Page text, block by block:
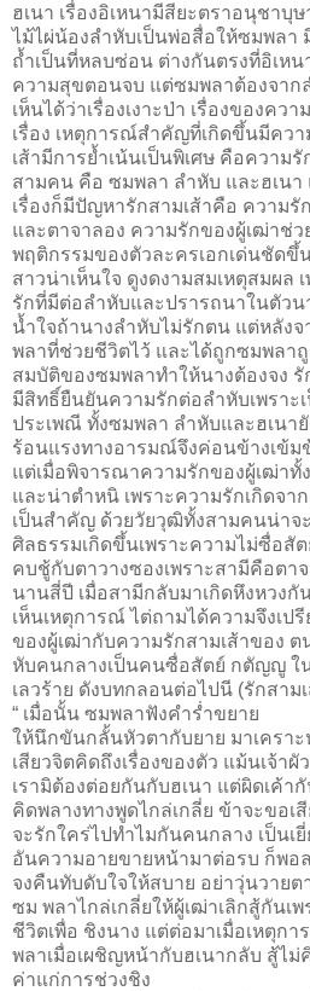
ฮเนา เรื่องอิเหนามีสียะตราอนุชาบุษ
ไม้ไผ่น้องลำหับเป็นพ่อสื่อให้ซมพลา
ถ้ำเป็นที่หลบซ่อน ต่างกันตรงที่อิเห
ความสุขตอนจบ แต่ซมพลาต้องจาก
เห็นได้ว่าเรื่องเงาะป่า เรื่องของคว
เรื่อง เหตุการณ์สำคัญที่เกิดขึ้นมีคว
เส้ามีการย้ำเน้นเป็นพิเศษ คือความ
สามคน คือ ซมพลา ลำหับ และฮเน
เรื่องก็มีปัญหารักสามเส้าคือ ความรั
และตาจาลอง ความรักของผู้เฒ่าช่ว
พฤติกรรมของตัวละครเอกเด่นชัดขึ้
สาวน่าเห็นใจ ดูงดงามสมเหตุสมผล
รักที่มีต่อลำหับและปรารถนาในตัว
น้ำใจถ้านางลำหับไม่รักตน แต่หลัง
พลาที่ช่วยชีวิตไว้ และได้ถูกซมพลาถู
สมบัติของซมพลาทำให้นางต้องจง
มีสิทธิ์ยืนยันความรักต่อลำหับเพราะ
ประเพณี ทั้งซมพลา ลำหับและฮเนา
ร้อนแรงทางอารมณ์จึงค่อนข้างเข้ม
แต่เมื่อพิจารณาความรักของผู้เฒ่า
และน่าตำหนิ เพราะความรักเกิดจา
เป็นสำคัญ ด้วยวัยวุฒิทั้งสามคนน่าจ
ศิลธรรมเกิดขึ้นเพราะความไม่ซื่อสั
คบชู้กับตาวางซองเพราะสามีคือตา
นานสี่ปี เมื่อสามีกลับมาเกิดหึงหวง
เห็นเหตุการณ์ ไต่ถามได้ความจึงเป
ของผู้เฒ่ากับความรักสามเส้าของ ต
หับคนกลางเป็นคนซื่อสัตย์ กตัญญู ใ
เลวร้าย ดังบทกลอนต่อไปนี (รักสาม
“ เมื่อนั้น ซมพลาฟังคำร่ำขยาย
ให้นึกขันกลั้นหัวตากับยาย มาเคราะ
เสียวจิตคิดถึงเรื่องของตัว แม้นเจ้าผั
เรามิต้องต่อยกันกับฮเนา แต่ผิดเค้า
คิดพลางทางพูดไกล่เกลี่ย ข้าจะขอเ
จะรักใคร่ไปทำไมกันคนกลาง เป็นเ
อันความอายขายหน้ามาต่อรบ ก็พอ
จงคืนทับดับใจให้สบาย อย่าวุ่นวายต
ซม พลาไกล่เกลี่ยให้ผู้เฒ่าเลิกสู้กันเ
ชีวิตเพื่อ ชิงนาง แต่ต่อมาเมื่อเหตุก
พลาเมื่อเผชิญหน้ากับฮเนากลับ สู้ไม่
ค่าแก่การช่วงชิง